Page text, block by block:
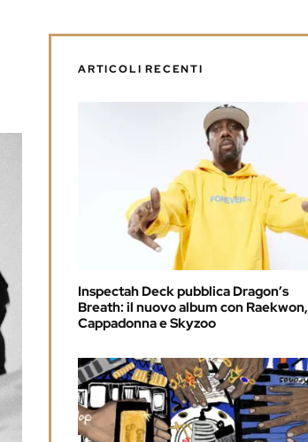
ARTICOLI RECENTI
Inspectah Deck pubblica Dragon’s
Breath: il nuovo album con Raekwon,
Cappadonna e Skyzoo